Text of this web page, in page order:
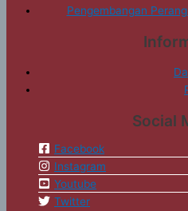
Pengembangan
Social
Facebook
Instagram
Youtube
Twitter